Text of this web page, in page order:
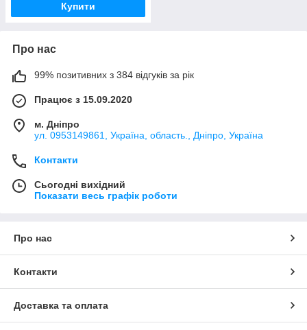
Купити
Про нас
99% позитивних з 384 відгуків за рік
Працює з 15.09.2020
м. Дніпро
ул. 0953149861, Україна, область., Дніпро, Україна
Контакти
Сьогодні вихідний
Показати весь графік роботи
Про нас
Контакти
Доставка та оплата